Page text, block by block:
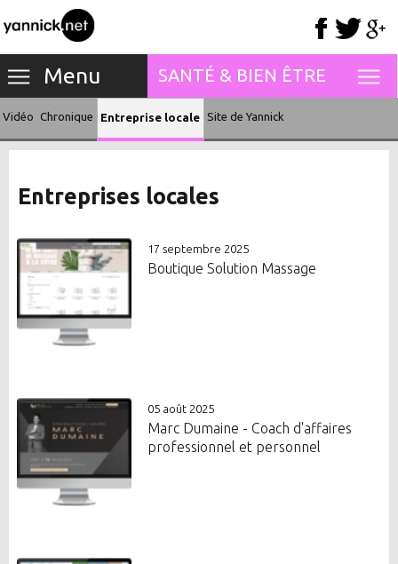
Menu SANTÉ & BIEN ÊTRE
Vidéo Chronique Entreprise locale Site de Yannick
Entreprises locales
17 septembre 2025
Boutique Solution Massage
05 août 2025
Marc Dumaine - Coach d'affaires
professionnel et personnel